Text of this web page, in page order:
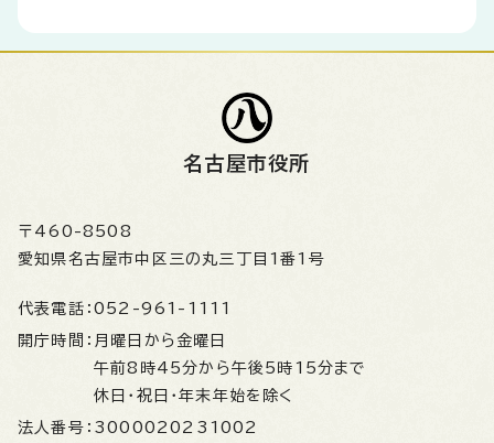
名古屋市役所
〒460-8508
愛知県名古屋市中区三の丸三丁目1番1号
代表電話： 052-961-1111
開庁時間： 月曜日から金曜日
午前8時45分から午後5時15分まで
休日・祝日・年末年始を除く
法人番号： 3000020231002